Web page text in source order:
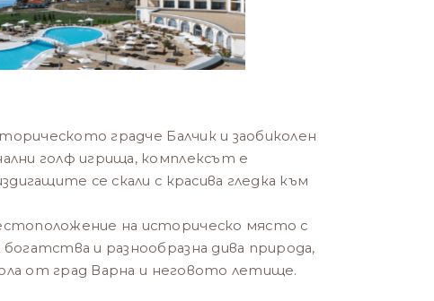
градче Балчик и заобиколен
голф игрища, комплексът е
се скали с красива гледка към
на историческо място с
и разнообразна дива природа,
от град Варна и неговото летище.